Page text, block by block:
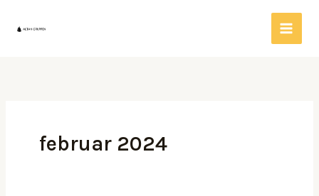
februar 2024